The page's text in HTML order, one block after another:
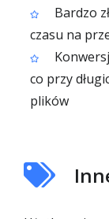
Bardzo
czasu na
co przy
plików